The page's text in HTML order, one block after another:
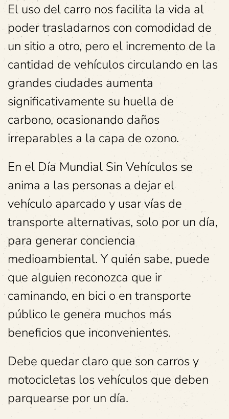
El uso del carro nos facilita la vida al
poder trasladarnos con comodidad de
un sitio a otro, pero el incremento de la
cantidad de vehículos circulando en las
grandes ciudades aumenta
significativamente su huella de
carbono, ocasionando daños
irreparables a la capa de ozono.
En el Día Mundial Sin Vehículos se
anima a las personas a dejar el
vehículo aparcado y usar vías de
transporte alternativas, solo por un día,
para generar conciencia
medioambiental. Y quién sabe, puede
que alguien reconozca que ir
caminando, en bici o en transporte
público le genera muchos más
beneficios que inconvenientes.
Debe quedar claro que son carros y
motocicletas los vehículos que deben
parquearse por un día.